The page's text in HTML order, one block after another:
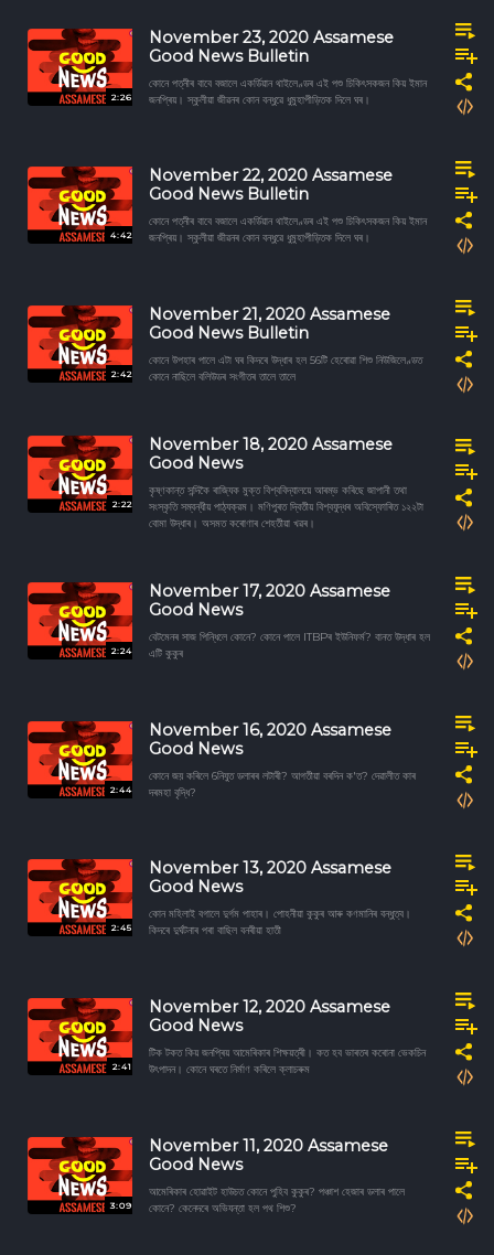
2:26
November 23, 2020 Assamese
Good News Bulletin
কোনে পত্নীৰ বাবে বজালে একৰ্ডিয়ান থাইলেণ্ডৰ এই পশু চিকিৎসকজন কিয় ইমান
জনপ্ৰিয়। স্কুলীয়া জীৱনৰ কোন বন্ধুৱে ধুমুহাপীড়িতক দিলে ঘৰ।
4:42
November 22, 2020 Assamese
Good News Bulletin
কোনে পত্নীৰ বাবে বজালে একৰ্ডিয়ান থাইলেণ্ডৰ এই পশু চিকিৎসকজন কিয় ইমান
জনপ্ৰিয়। স্কুলীয়া জীৱনৰ কোন বন্ধুৱে ধুমুহাপীড়িতক দিলে ঘৰ।
2:42
November 21, 2020 Assamese
Good News Bulletin
কোনে উপহাৰ পালে এটা ঘৰ কিদৰে উদ্ধাৰ হল 56টি হেৰোৱা শিশু নিউজিলেণ্ডত
কোনে নাছিলে বলিউডৰ সংগীতৰ তালে তালে
2:22
November 18, 2020 Assamese
Good News
কৃষ্ণকান্ত সন্দিকৈ ৰাজ্যিক মুক্ত বিশ্ববিদ্যালয়ে আৰম্ভ কৰিছে জাপানী তথা
সংস্কৃতি সম্বন্ধীয় পাঠ্যক্রম। মণিপুৰত দ্বিতীয় বিশ্বযুদ্ধৰ অবিস্ফোৰিত ১২২টা
বোমা উদ্ধাৰ। অসমত কৰোণাৰ শেহতীয়া খৱৰ।
2:24
November 17, 2020 Assamese
Good News
বেটমেনৰ সাজ পিন্ধিলে কোনে? কোনে পালে ITBPৰ ইউনিফৰ্ম? বানত উদ্ধাৰ হল
এটি কুকুৰ
2:44
November 16, 2020 Assamese
Good News
কোনে জয় কৰিলে 6নিযুত ডলাৰৰ লটাৰী? আগতীয়া বৰদিন ক'ত? দেৱালীত কাৰ
দৰমহা বৃদ্ধি?
2:45
November 13, 2020 Assamese
Good News
কোন মহিলাই বগালে দুৰ্গম পাহাৰ। পোহনীয়া কুকুৰ আৰু কণমানিৰ বন্ধুত্ব।
কিদৰে দুৰ্ঘটনাৰ পৰা বাছিল বনৰীয়া হাতী
2:41
November 12, 2020 Assamese
Good News
টিক টকত কিয় জনপ্ৰিয় আমেৰিকাৰ শিক্ষয়ত্ৰী। কত হব ভাৰতৰ কৰোনা ভেকচিন
উৎপাদন। কোনে ঘৰতে নিৰ্মাণ কৰিলে ক্লাচৰুম
3:09
November 11, 2020 Assamese
Good News
আমেৰিকাৰ হোৱাইট হাউচত কোনে পুহিব কুকুৰ? পঞ্চাশ হেজাৰ ডলাৰ পালে
কোনে? কেনেদৰে অভিযন্তা হল পথ শিশু?